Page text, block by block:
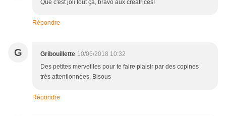
Que c'est joli tout ça, bravo aux créatrices!
Répondre
G Gribouillette 10/06/2018 10:32
Des petites merveilles pour te faire plaisir par des copines
très attentionnées. Bisous
Répondre